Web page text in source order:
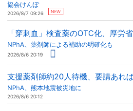
協会けんぽ
2026/8/7 09:26 NEW
「穿刺血」検査薬のOTC化、厚労
NPhA、薬剤師による補助の明確化も
2026/8/6 20:19
支援薬剤師約20人待機、要請あれ
NPhA、熊本地震被災地に
2026/8/6 20:12